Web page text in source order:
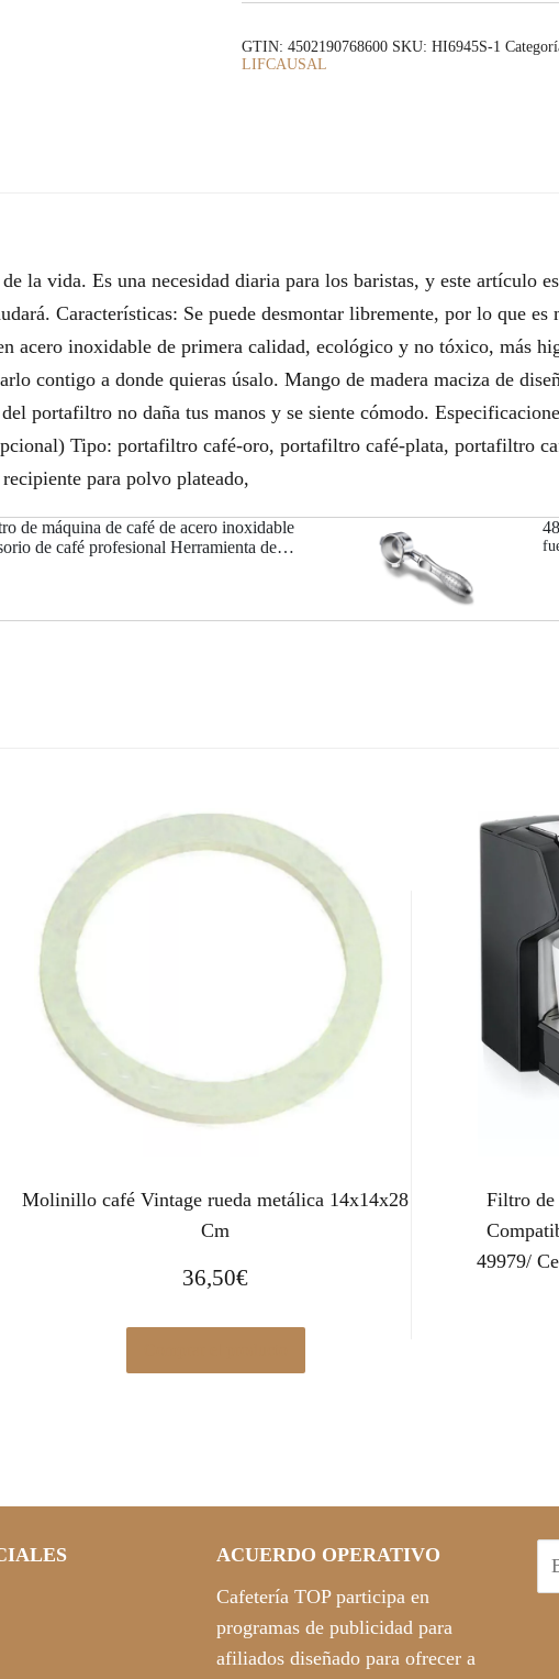
GTIN: 4502190768600 SKU:HI6945S-1
LIFCAUSAL
la vida. Es una necesidad diaria para los baristas, y este artículo
Características: Se puede desmontar libremente, por lo que
acero inoxidable de primera calidad, ecológico y no tóxico, más
contigo a donde quieras úsalo. Mango de madera maciza de
portafiltro no daña tus manos y se siente cómodo.
Tipo: portafiltro café-oro, portafiltro café-plata, portafiltro
para polvo plateado,
de máquina de café de acero inoxidable
de café profesional Herramienta de
Molinillo café Vintage rueda metálica 14x14x28
Cm
36,50€
Filtro de
49979/
ACUERDO OPERATIVO
Cafetería TOP participa en
programas de publicidad para
afiliados diseñado para ofrecer a